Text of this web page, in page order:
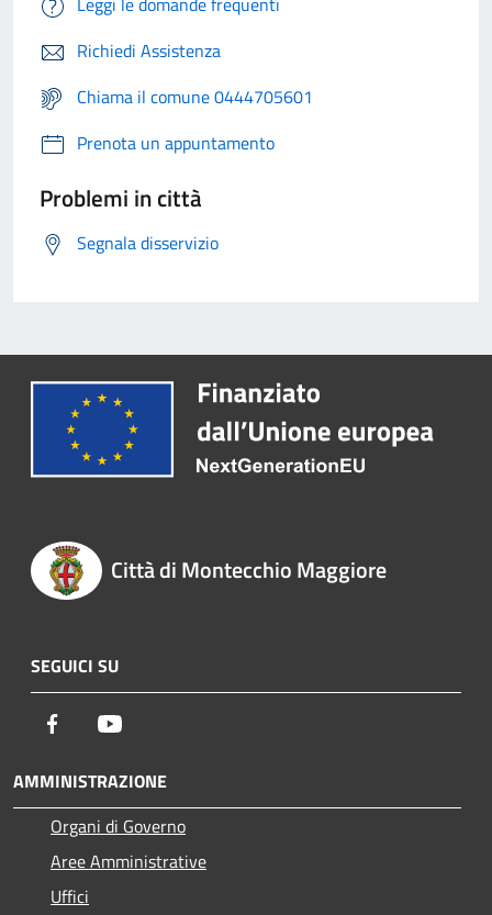
Richiedi Assistenza
Chiama il comune 0444705601
Prenota un appuntamento
Problemi in città
Segnala disservizio
Città di Montecchio Maggiore
SEGUICI SU
Facebook
AMMINISTRAZIONE
Organi di Governo
Aree Amministrative
Uffici